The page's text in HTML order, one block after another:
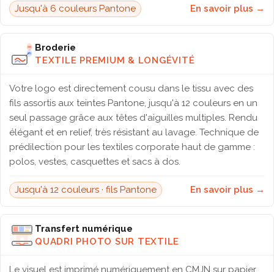
Jusqu'à 6 couleurs Pantone En savoir plus →
Broderie
TEXTILE PREMIUM & LONGÉVITÉ
Votre logo est directement cousu dans le tissu avec des
fils assortis aux teintes Pantone, jusqu'à 12 couleurs en un
seul passage grâce aux têtes d'aiguilles multiples. Rendu
élégant et en relief, très résistant au lavage. Technique de
prédilection pour les textiles corporate haut de gamme :
polos, vestes, casquettes et sacs à dos.
Jusqu'à 12 couleurs · fils Pantone En savoir plus →
Transfert numérique
QUADRI PHOTO SUR TEXTILE
Le visuel est imprimé numériquement en CMJN sur papier,